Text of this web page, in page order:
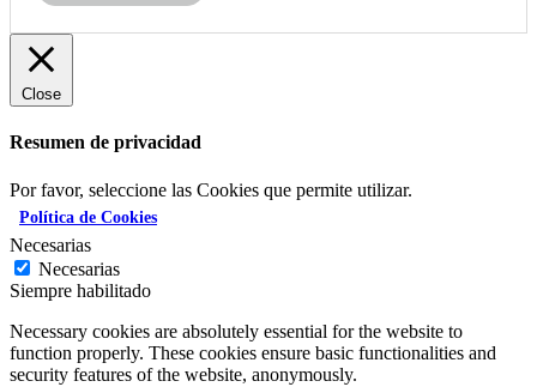
Close
Resumen de privacidad
Por favor, seleccione las Cookies que permite utilizar.
Política de Cookies
Necesarias
Necesarias
Siempre habilitado
Necessary cookies are absolutely essential for the website to
function properly. These cookies ensure basic functionalities and
security features of the website, anonymously.